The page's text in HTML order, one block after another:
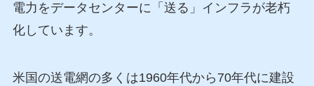
電力をデータセンターに「送る」インフラが老朽
化しています。
米国の送電網の多くは1960年代から70年代に建設